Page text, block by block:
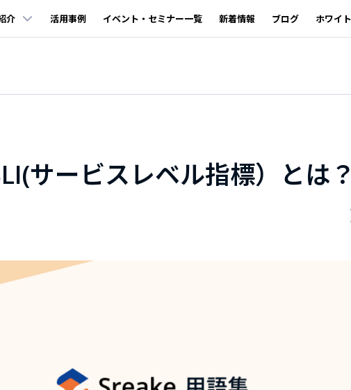
介 活用事例 イベント・セミナー一覧 新着情報 ブログ ホワイ
サービスレベル指標）とは？